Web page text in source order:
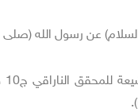
عن رسول الله (صلى